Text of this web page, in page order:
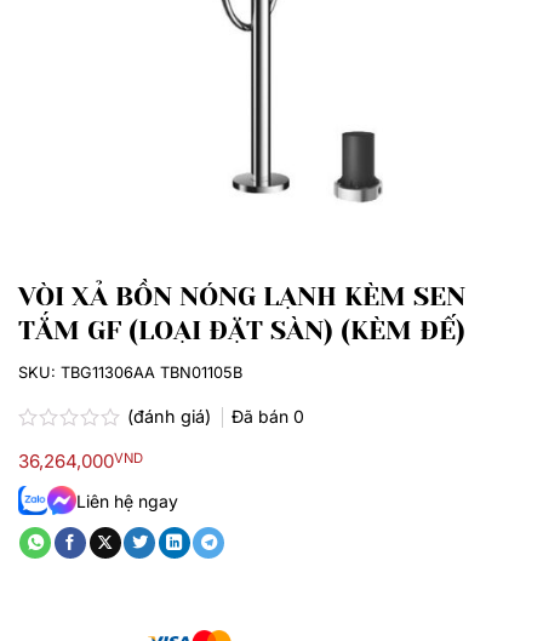
VÒI XẢ BỒN NÓNG LẠNH KÈM SEN
TẮM GF (LOẠI ĐẶT SÀN) (KÈM ĐẾ)
xếp
hạng
0.0
5
sao
(đánh giá) Đã bán 0
36,264,000VND
Liên hệ ngay
SKU: TBG11306AA TBN01105B